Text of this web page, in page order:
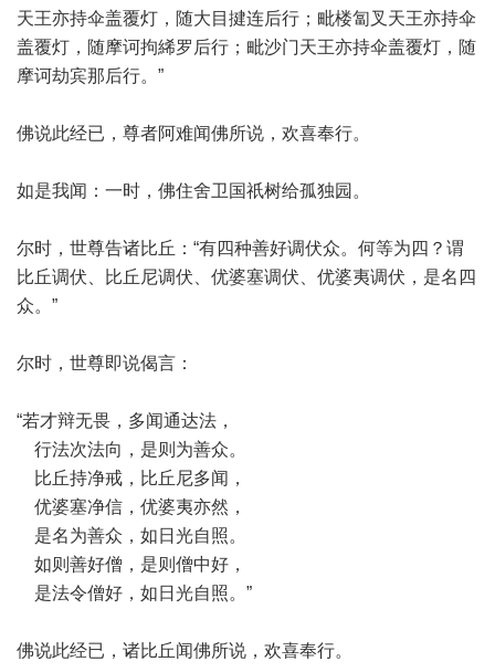
天王亦持伞盖覆灯，随大目揵连后行；毗楼匐叉天王亦持伞
盖覆灯，随摩诃拘絺罗后行；毗沙门天王亦持伞盖覆灯，随
摩诃劫宾那后行。”
佛说此经已，尊者阿难闻佛所说，欢喜奉行。
如是我闻：一时，佛住舍卫国祇树给孤独园。
尔时，世尊告诸比丘：“有四种善好调伏众。何等为四？谓
比丘调伏、比丘尼调伏、优婆塞调伏、优婆夷调伏，是名四
众。”
尔时，世尊即说偈言：
“若才辩无畏，多闻通达法，
行法次法向，是则为善众。
比丘持净戒，比丘尼多闻，
优婆塞净信，优婆夷亦然，
是名为善众，如日光自照。
如则善好僧，是则僧中好，
是法令僧好，如日光自照。”
佛说此经已，诸比丘闻佛所说，欢喜奉行。